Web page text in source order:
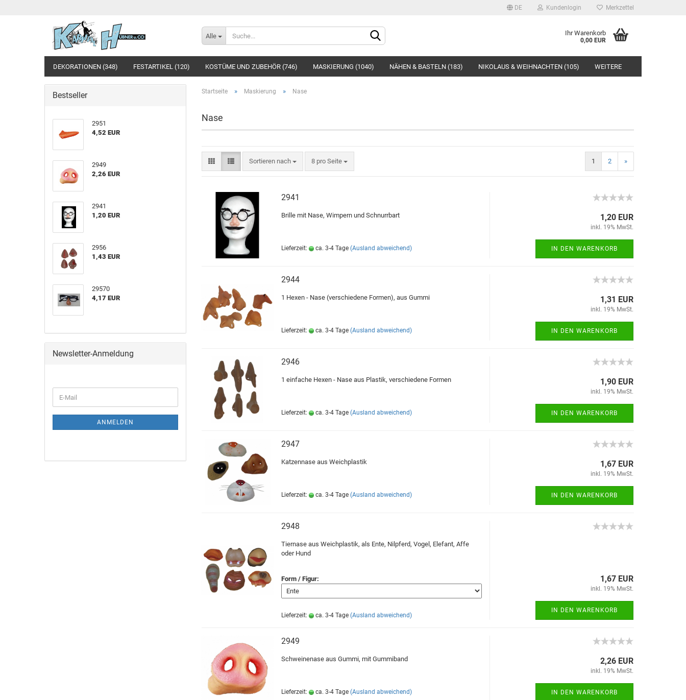
DE Kundenlogin
Konto erstellen
Merkzettel
Alle Ihr Warenkorb
0,00 EUR
DEKORATIONEN (348) FESTARTIKEL (120) KOSTÜME UND ZUBEHÖR (746) MASKIERUNG (1040) NÄHEN & BASTELN (183) NIKOLAUS & WEIHNACHTEN (105) WEITERE
Startseite » Maskierung » Nase
Nase
Sortieren nach 8 pro Seite 1 2 »
2941
Brille mit Nase, Wimpern und Schnurrbart
Lieferzeit: ca. 3-4 Tage (Ausland abweichend)
1,20 EUR
inkl. 19% MwSt.
IN DEN WARENKORB
2944
1 Hexen - Nase (verschiedene Formen), aus Gummi
Lieferzeit: ca. 3-4 Tage (Ausland abweichend)
1,31 EUR
inkl. 19% MwSt.
IN DEN WARENKORB
2946
1 einfache Hexen - Nase aus Plastik, verschiedene Formen
Lieferzeit: ca. 3-4 Tage (Ausland abweichend)
1,90 EUR
inkl. 19% MwSt.
IN DEN WARENKORB
2947
Katzennase aus Weichplastik
Lieferzeit: ca. 3-4 Tage (Ausland abweichend)
1,67 EUR
inkl. 19% MwSt.
IN DEN WARENKORB
2948
Tiernase aus Weichplastik, als Ente, Nilpferd, Vogel, Elefant, Affe
oder Hund
Form / Figur:
Lieferzeit: ca. 3-4 Tage (Ausland abweichend)
1,67 EUR
inkl. 19% MwSt.
IN DEN WARENKORB
2949
Schweinenase aus Gummi, mit Gummiband
Lieferzeit: ca. 3-4 Tage (Ausland abweichend)
2,26 EUR
inkl. 19% MwSt.
IN DEN WARENKORB
Bestseller
2951
4,52 EUR
2949
2,26 EUR
2941
1,20 EUR
2956
1,43 EUR
29570
4,17 EUR
Newsletter-Anmeldung
ANMELDEN